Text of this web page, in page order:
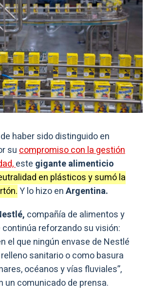
haber sido distinguido en
sucompromiso con la gestión
este gigante alimenticio
en plásticos y sumó la
Y lo hizo enArgentina.
compañía de alimentos y
continúa reforzando su visión:
el que ningún envase de Nestlé
sanitario o como basura
océanos y vías fluviales”,
un comunicado de prensa.